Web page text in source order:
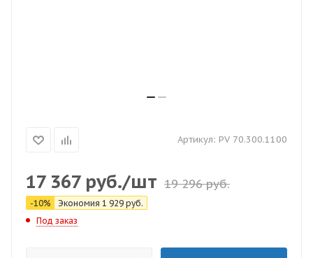
Артикул: PV 70.300.1100
17 367руб./шт 19 296руб.
-10% Экономия 1 929 руб.
Под заказ